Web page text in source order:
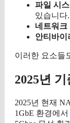
파일 시
있습니다.
네트워크
안티바이
이러한 요소들
2025년
2025년 현재
1GbE 환경에